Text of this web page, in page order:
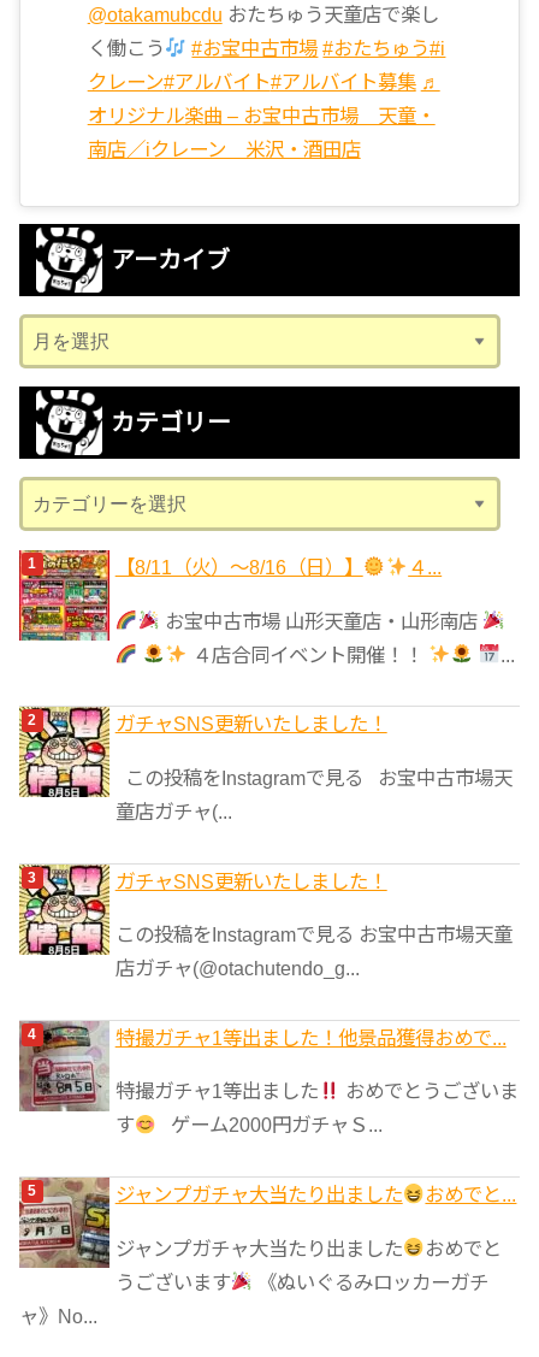
@otakamubcdu おたちゅう天童店で楽し
く働こう
#お宝中古市場 #おたちゅう#i
クレーン#アルバイト#アルバイト募集 ♬
オリジナル楽曲 – お宝中古市場 天童・
南店／iクレーン 米沢・酒田店
アーカイブ
ー
カ
ブ
カテゴリー
テ
ゴ
リ
ー
【8/11（火）～8/16（日）】 ４...
お宝中古市場 山形天童店・山形南店
４店合同イベント開催！！
ガチャSNS更新いたしました！
この投稿をInstagramで見る お宝中古市場天
童店ガチャ(...
ガチャSNS更新いたしました！
この投稿をInstagramで見る お宝中古市場天童
店ガチャ(@otachutendo_g...
特撮ガチャ1等出ました！他景品獲得おめで...
特撮ガチャ1等出ました
おめでとうございま
す
ゲーム2000円ガチャＳ...
ジャンプガチャ大当たり出ました おめでと...
ジャンプガチャ大当たり出ました
おめでと
うございます
《ぬいぐるみロッカーガチ
ャ》No...